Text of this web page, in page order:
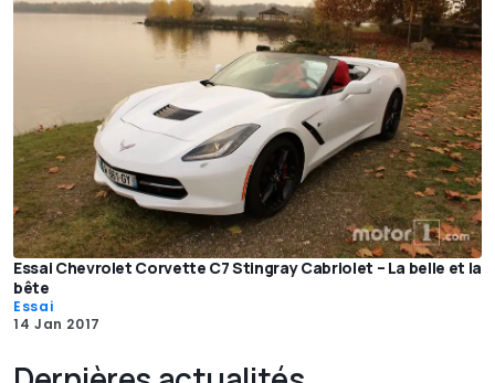
Essai Chevrolet Corvette C7 Stingray Cabriolet – La belle et la
bête
Essai
14 Jan 2017